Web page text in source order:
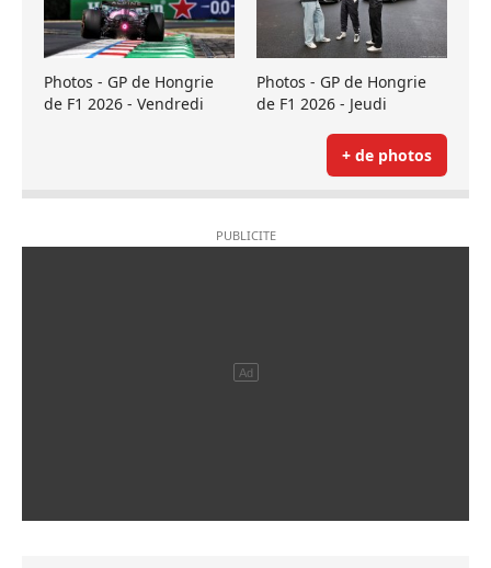
Photos - GP de Hongrie
de F1 2026 - Vendredi
Photos - GP de Hongrie
de F1 2026 - Jeudi
+ de photos